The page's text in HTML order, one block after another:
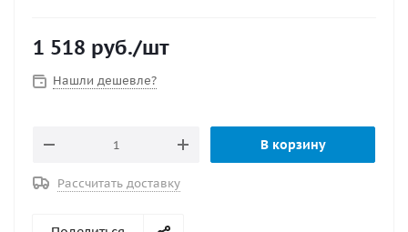
л.с
1 518 руб./шт
Нашли дешевле?
В корзину
Рассчитать доставку